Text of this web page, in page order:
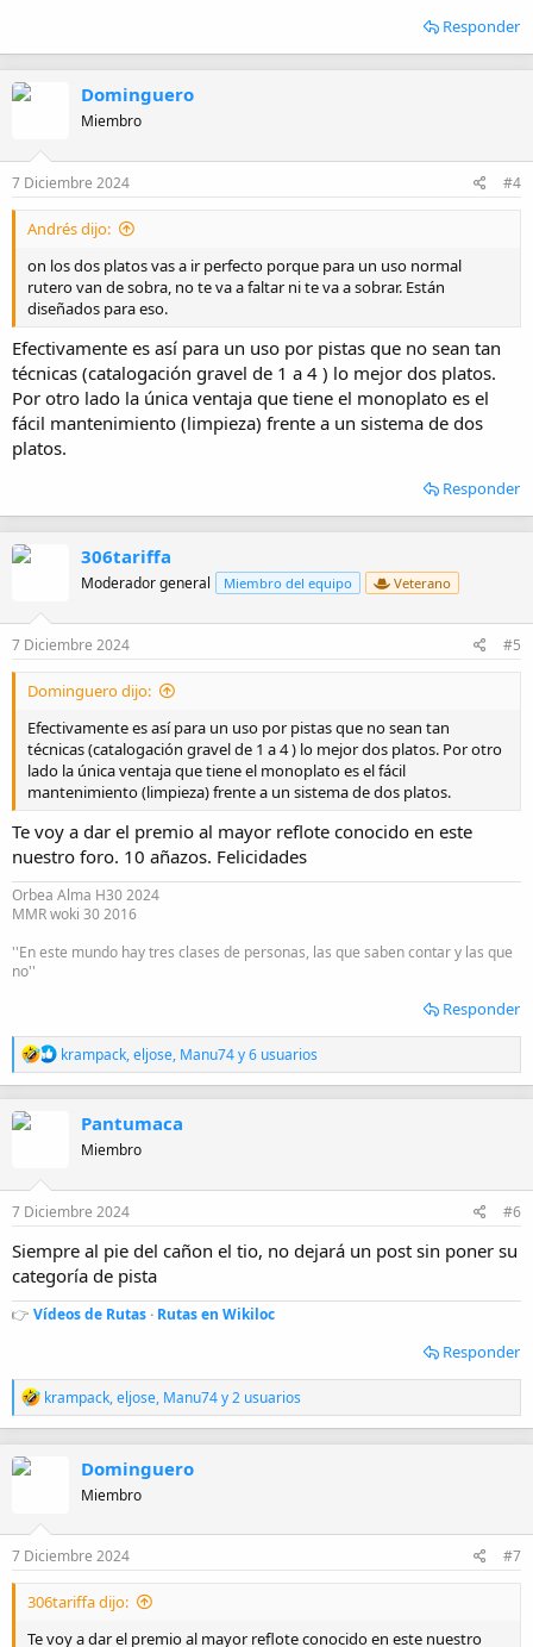
Responder
Dominguero
Miembro
7 Diciembre 2024 #4
Andrés dijo:
on los dos platos vas a ir perfecto porque para un uso normal
rutero van de sobra, no te va a faltar ni te va a sobrar. Están
diseñados para eso.
Efectivamente es así para un uso por pistas que no sean tan
técnicas (catalogación gravel de 1 a 4 ) lo mejor dos platos.
Por otro lado la única ventaja que tiene el monoplato es el
fácil mantenimiento (limpieza) frente a un sistema de dos
platos.
Responder
306tariffa
Moderador general Miembro del equipo Veterano
7 Diciembre 2024 #5
Dominguero dijo:
Efectivamente es así para un uso por pistas que no sean tan
técnicas (catalogación gravel de 1 a 4 ) lo mejor dos platos. Por otro
lado la única ventaja que tiene el monoplato es el fácil
mantenimiento (limpieza) frente a un sistema de dos platos.
Te voy a dar el premio al mayor reflote conocido en este
nuestro foro. 10 añazos. Felicidades
Orbea Alma H30 2024
MMR woki 30 2016
''En este mundo hay tres clases de personas, las que saben contar y las que
no''
Responder
R
e
a
n
e
s
krampack,eljose, Manu74y 6 usuarios
Pantumaca
Miembro
7 Diciembre 2024 #6
Siempre al pie del cañon el tio, no dejará un post sin poner su
categoría de pista
👉 Vídeos de Rutas · Rutas en Wikiloc
Responder
R
e
a
n
e
s
krampack,eljose, Manu74y 2 usuarios
Dominguero
Miembro
7 Diciembre 2024 #7
306tariffa dijo:
Te voy a dar el premio al mayor reflote conocido en este nuestro